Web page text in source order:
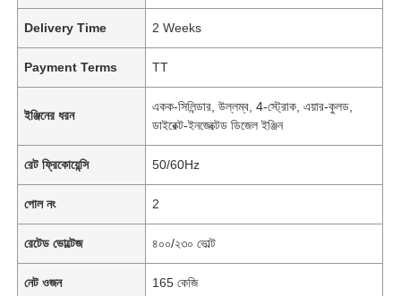
Delivery Time 2 Weeks
Payment Terms TT
ইঞ্জিনের ধরন
একক-সিলিন্ডার, উল্লম্ব, 4-স্ট্রোক, এয়ার-কুলড,
ডাইরেক্ট-ইনজেক্টেড ডিজেল ইঞ্জিন
রেট ফ্রিকোয়েন্সি 50/60Hz
পোল নং 2
রেটেড ভোল্টেজ ৪০০/২৩০ ভোল্ট
নেট ওজন 165 কেজি